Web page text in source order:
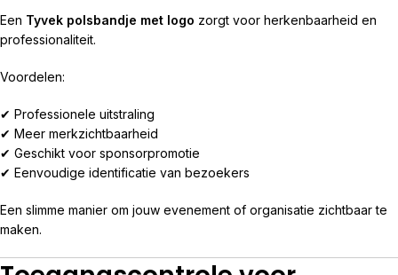
Een Tyvek polsbandje met logo zorgt voor herkenbaarheid en
professionaliteit.
Voordelen:
✔ Professionele uitstraling
✔ Meer merkzichtbaarheid
✔ Geschikt voor sponsorpromotie
✔ Eenvoudige identificatie van bezoekers
Een slimme manier om jouw evenement of organisatie zichtbaar te
maken.